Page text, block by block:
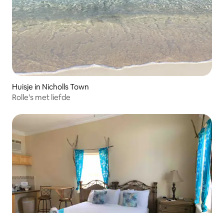
Huisje in Nicholls Town
Rolle's met liefde